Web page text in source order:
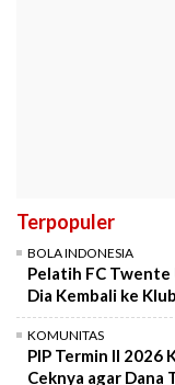
Terpopuler
BOLA INDONESIA
Pelatih FC Twente
Dia Kembali ke
KOMUNITAS
PIP Termin II 2026
Ceknya agar Dana